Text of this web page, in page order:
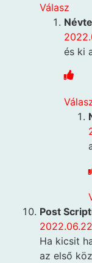
Válasz
és ki
Post
Ha kicsit
az első